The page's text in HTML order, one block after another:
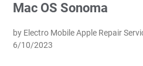
Mac OS Sonoma
by Electro Mobile Apple Repair
6/10/2023